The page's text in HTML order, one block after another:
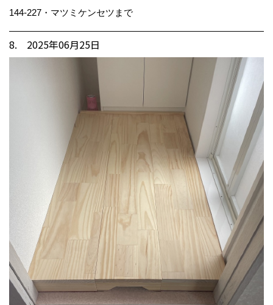
144-227・マツミケンセツまで
8. 2025年06月25日